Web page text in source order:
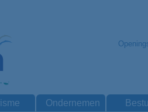
Ondernemen